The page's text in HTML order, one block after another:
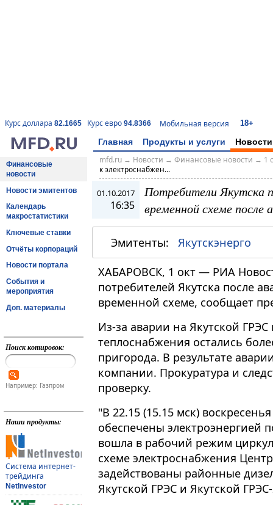
Курс доллара 82.1665 Курс евро 94.8366 Мобильная версия 18+
Главная Продукты и услуги Новости
Финансовые
новости
Новости эмитентов
Календарь
макростатистики
Ключевые ставки
Отчёты корпораций
Новости портала
События и
мероприятия
Доп. материалы
Поиск котировок:
Например: Газпром
Наши продукты:
Система интернет-
трейдинга
NetInvestor
mfd.ru→ Новости → Финансовые новости → 1
к электроснабжен...
01.10.2017
16:35
Потребители Якутска
временной схеме после
Эмитенты: Якутскэнерго
ХАБАРОВСК, 1 окт — РИА
потребителей Якутска после
временной схеме, сообщает
Из-за аварии на Якутской ГРЭС
теплоснабжения остались
пригорода. В результате
компании. Прокуратура и
проверку.
"В 22.15 (15.15 мск)
обеспечены электроэнергией
вошла в рабочий режим
схеме электроснабжения
задействованы районные
Якутской ГРЭС и Якутской